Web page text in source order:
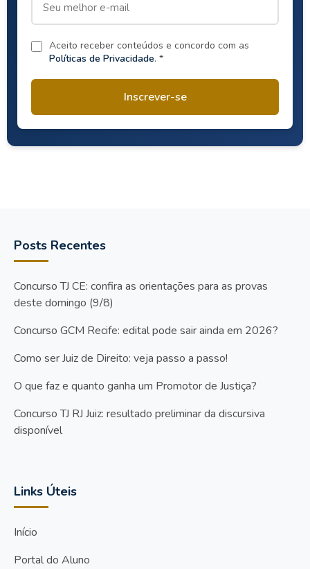
Aceito receber conteúdos e concordo com as
Políticas de Privacidade. *
Inscrever-se
Posts Recentes
Concurso TJ CE: confira as orientações para as provas
deste domingo (9/8)
Concurso GCM Recife: edital pode sair ainda em 2026?
Como ser Juiz de Direito: veja passo a passo!
O que faz e quanto ganha um Promotor de Justiça?
Concurso TJ RJ Juiz: resultado preliminar da discursiva
disponível
Links Úteis
Início
Portal do Aluno